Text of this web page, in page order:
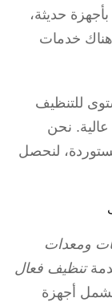
حديثة،
خدمات
للتنظيف
نحن
لنحصل
ومعدات
تنظيف فعال
أجهزة